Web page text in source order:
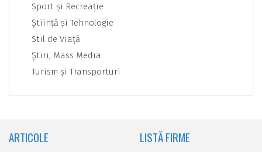
Sport şi Recreaţie
Ştiinţă şi Tehnologie
Stil de Viaţă
Ştiri, Mass Media
Turism şi Transporturi
ARTICOLE LISTĂ FIRME